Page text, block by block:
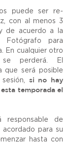
puede ser re-
con al menos 3
de acuerdo a la
Fotógrafo para
En cualquier otro
perderá. El
que será posible
si no hay
temporada el
responsable de
para su
hasta con